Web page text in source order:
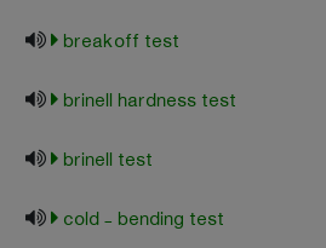
breakoff test
brinell hardness test
brinell test
cold - bending test